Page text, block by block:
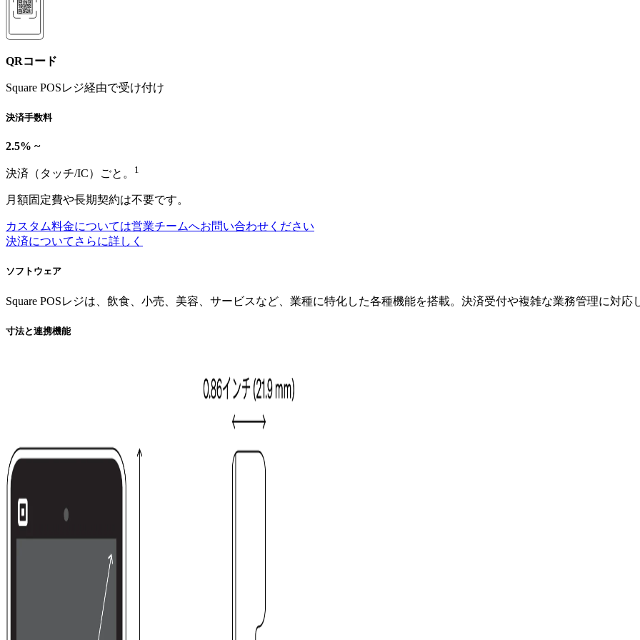
QRコード
Square POSレジ経由で受け付け
決済手数料
2.5% ~
決済（タッチ/IC）ごと。 1
月額固定費や長期契約は不要です。
カスタム料金については営業チームへお問い合わせください
決済についてさらに詳しく
ソフトウェア
Square POSレジは、飲食、小売、美容、サービスなど、業種に特化した各種機能を搭載。決済受付や複雑な業務管理に対応
寸法と連携機能